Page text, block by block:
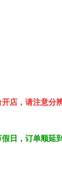
店，请注意分
日，订单顺延